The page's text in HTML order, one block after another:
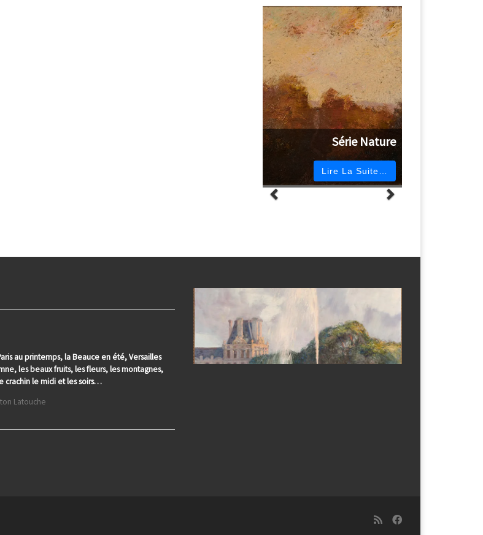
Série Nature
Lire La Suite…
au printemps, la Beauce en été, Versailles
les beaux fruits, les fleurs, les montagnes,
crachin le midi et les soirs…
Latouche